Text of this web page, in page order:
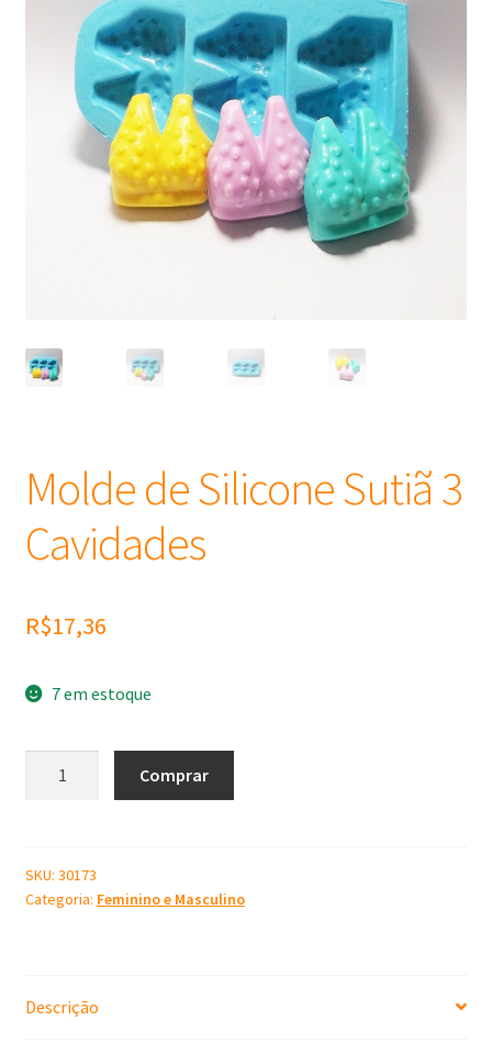
Frascos
Extratos
Matéria Prima
Corante, Pigmento e Óxido
Óleos
Molde de Silicone Sutiã 3
Cavidades
R$17,36
7 em estoque
3
Cavidades
Comprar
SKU: 30173
Categoria: Feminino e Masculino
Descrição